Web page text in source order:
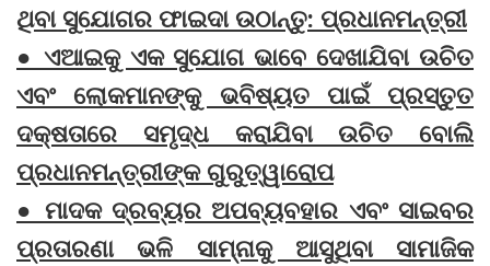
ଥିବା ସୁଯୋଗର ଫାଇଦା ଉଠାନ୍ତୁ: ପ୍ରଧାନମନ୍ତ୍ରୀ
● ଏଆଇକୁ ଏକ ସୁଯୋଗ ଭାବେ ଦେଖାଯିବା ଉଚିତ
ଏବଂ ଲୋକମାନଙ୍କୁ ଭବିଷ୍ୟତ ପାଇଁ ପ୍ରସ୍ତୁତ
ଦକ୍ଷତାରେ ସମୃଦ୍ଧ କରାଯିବା ଉଚିତ ବୋଲି
ପ୍ରଧାନମନ୍ତ୍ରୀଙ୍କ ଗୁରୁତ୍ୱାରୋପ
● ମାଦକ ଦ୍ରବ୍ୟର ଅପବ୍ୟବହାର ଏବଂ ସାଇବର
ପ୍ରତାରଣା ଭଳି ସାମ୍ନାକୁ ଆସୁଥିବା ସାମାଜିକ